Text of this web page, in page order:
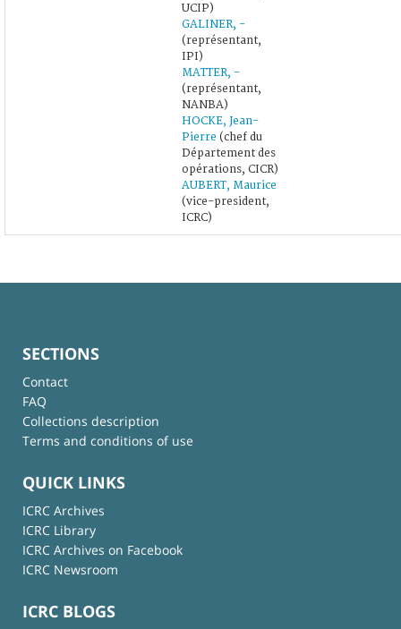
UCIP)
GALINER, -
(représentant,
IPI)
MATTER, -
(représentant,
NANBA)
HOCKE, Jean-
Pierre (chef du
Département des
opérations, CICR)
AUBERT, Maurice
(vice-president,
ICRC)
SECTIONS
Contact
FAQ
Collections description
Terms and conditions of use
QUICK LINKS
ICRC Archives
ICRC Library
ICRC Archives on Facebook
ICRC Newsroom
ICRC BLOGS